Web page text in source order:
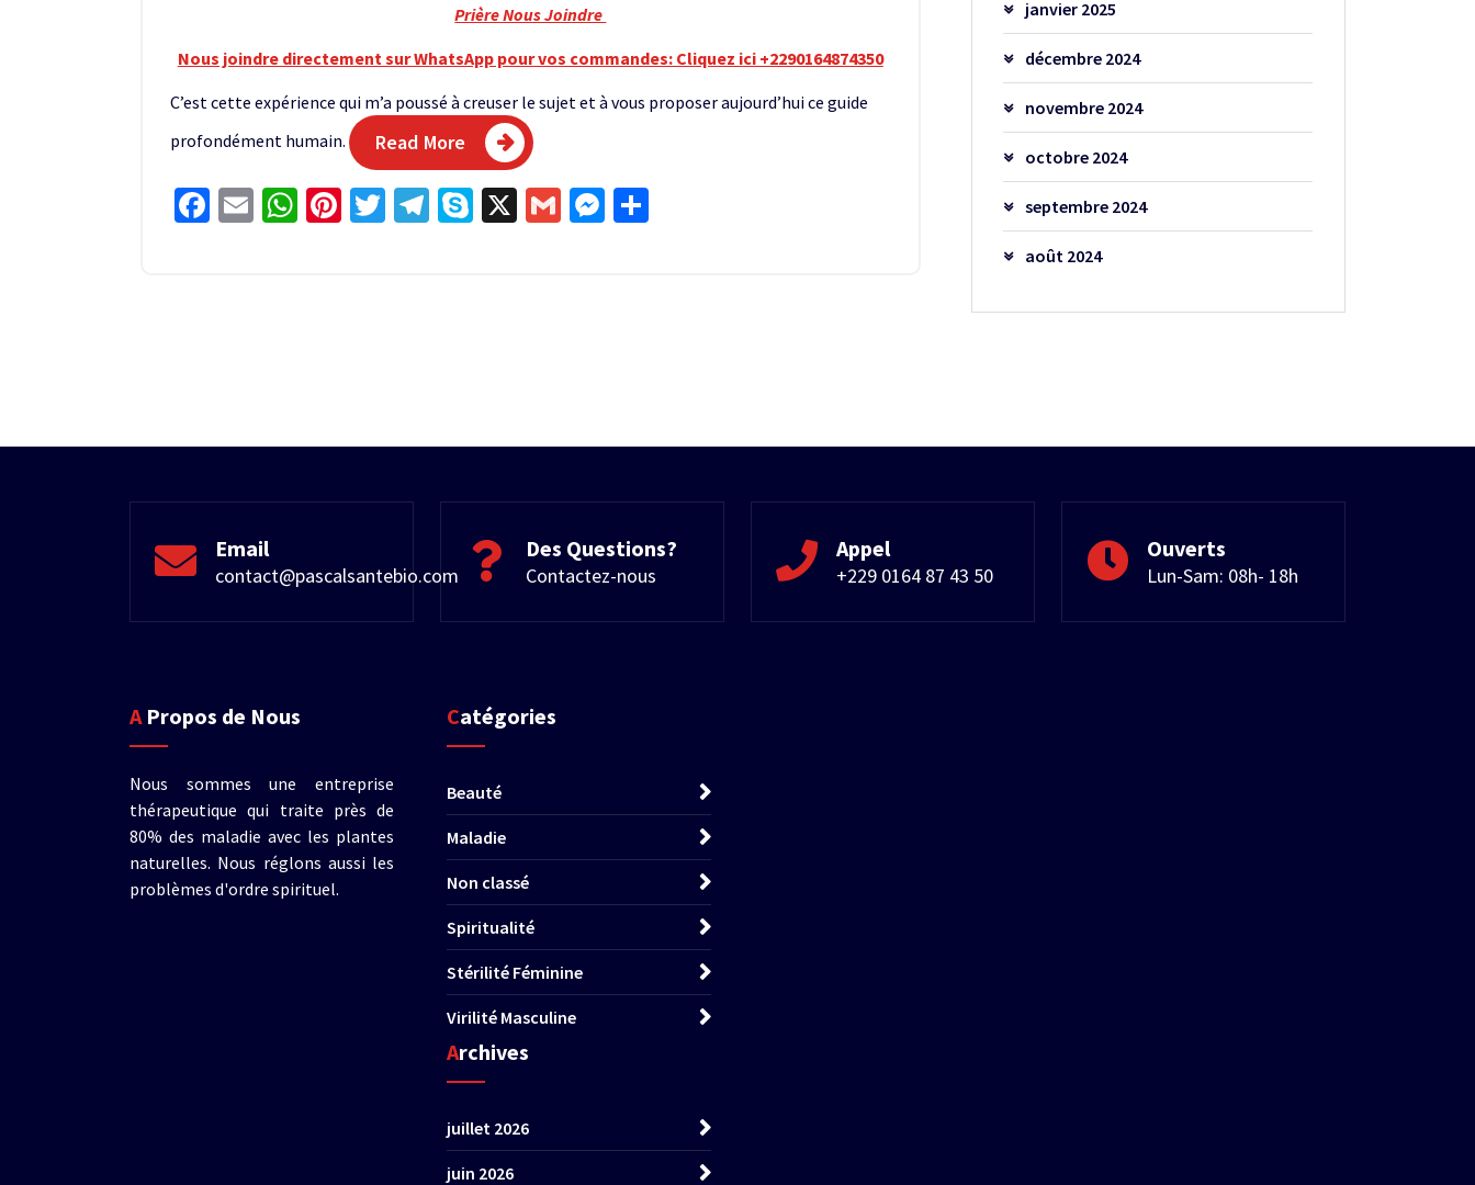
Prière Nous Joindre
Nous joindre directement sur WhatsApp pour vos commandes: Cliquez ici +2290164874350
C’est cette expérience qui m’a poussé à creuser le sujet et à vous proposer aujourd’hui ce guide
profondément humain.
Read More
Facebook
EmailWhatsApp
Pinterest
Twitter
Telegram
Skype
X GmailMessenger
janvier 2025
décembre 2024
novembre 2024
octobre 2024
septembre 2024
août 2024
Email
contact@pascalsantebio.com
Des Questions?
Contactez-nous
Appel
+229 0164 87 43 50
Ouverts
Lun-Sam: 08h- 18h
A Propos de Nous
Nous sommes une entreprise
thérapeutique qui traite près de
80% des maladie avec les plantes
naturelles. Nous réglons aussi les
problèmes d'ordre spirituel.
Catégories
Beauté
Maladie
Non classé
Spiritualité
Stérilité Féminine
Virilité Masculine
Archives
juillet 2026
juin 2026